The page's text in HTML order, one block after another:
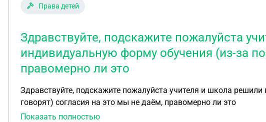
Права детей
Здравствуйте, подскажите пожалуйста
индивидуальную форму обучения (из-за
правомерно ли это
Здравствуйте, подскажите пожалуйста учителя и школа
говорят) согласия на это мы не даём, правомерно ли это
Показать полностью